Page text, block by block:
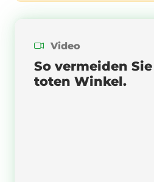
Video
So vermeiden
toten Winkel.